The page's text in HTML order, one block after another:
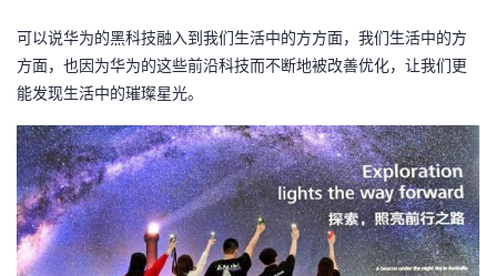
可以说华为的黑科技融入到我们生活中的方方面，我们生活中的方
方面，也因为华为的这些前沿科技而不断地被改善优化，让我们更
能发现生活中的璀璨星光。